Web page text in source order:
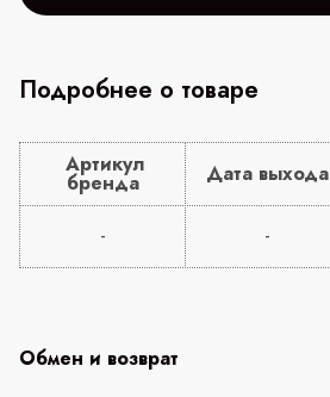
Подробнее о товаре
Артикул
бренда Дата выхода
-
-
Обмен и возврат